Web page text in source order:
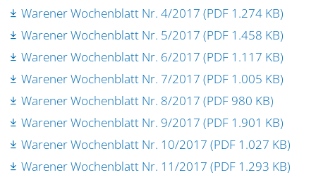
Warener Wochenblatt Nr. 4/2017 (PDF 1.274 KB)
Warener Wochenblatt Nr. 5/2017 (PDF 1.458 KB)
Warener Wochenblatt Nr. 6/2017 (PDF 1.117 KB)
Warener Wochenblatt Nr. 7/2017 (PDF 1.005 KB)
Warener Wochenblatt Nr. 8/2017 (PDF 980 KB)
Warener Wochenblatt Nr. 9/2017 (PDF 1.901 KB)
Warener Wochenblatt Nr. 10/2017 (PDF 1.027 KB)
Warener Wochenblatt Nr. 11/2017 (PDF 1.293 KB)